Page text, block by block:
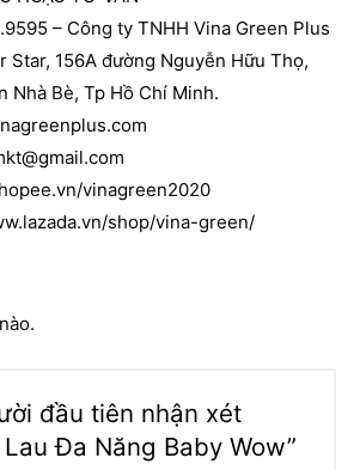
– Công ty TNHH Vina Green Plus
Star, 156A đường Nguyễn Hữu Thọ,
Nhà Bè, Tp Hồ Chí Minh.
vinagreen2020
shop/vina-green/
đầu tiên nhận xét
Lau Đa Năng Baby Wow”